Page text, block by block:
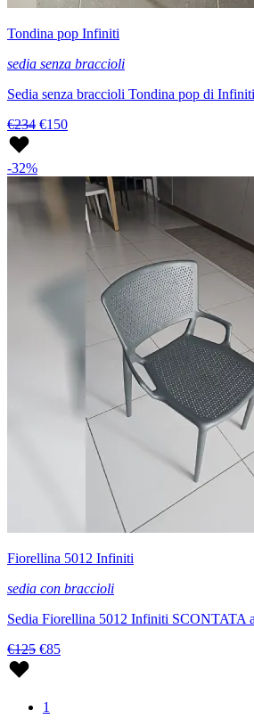
Tondina pop Infiniti
sedia senza braccioli
Sedia senza braccioli Tondina pop di
€234 €150
-32%
Fiorellina 5012 Infiniti
sedia con braccioli
Sedia Fiorellina 5012 Infiniti
€125 €85
1